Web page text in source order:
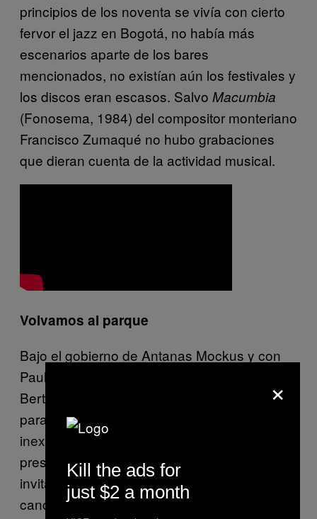
principios de los noventa se vivía con cierto
fervor el jazz en Bogotá, no había más
escenarios aparte de los bares
mencionados, no existían aún los festivales y
los discos eran escasos. Salvo Macumbia
(Fonosema, 1984) del compositor monteriano
Francisco Zumaqué no hubo grabaciones
que dieran cuenta de la actividad musical.
Volvamos al parque
Bajo el gobierno de Antanas Mockus y con
Paul Bromberg como director del IDCT,
Bertha Quintero llamó a Guillermo Pedraza
para que organizara, de la nada, la
inexistente Área de Música. Con poco
presupuesto se armó una convocatoria y se
invitaron algunos músicos que ya tenían
cancha. Entre el 4 y el 6 de noviembre de
×
Kill the ads for
just $2 a month